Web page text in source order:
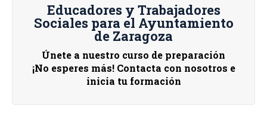
Educadores y Trabajadores
Sociales para el Ayuntamiento
de Zaragoza
Únete a nuestro curso de preparación
¡No esperes más! Contacta con nosotros e
inicia tu formación